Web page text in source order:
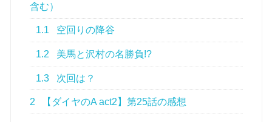
含む）
1.1 空回りの降谷
1.2 美馬と沢村の名勝負!?
1.3 次回は？
2 【ダイヤのA act2】第25話の感想